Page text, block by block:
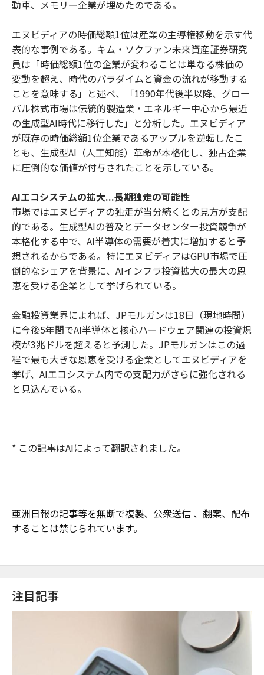
動車、メモリー企業が埋めたのである。
エヌビディアの時価総額1位は産業の主導権移動を示す代
表的な事例である。キム・ソクファン未来資産証券研究
員は「時価総額1位の企業が変わることは単なる株価の
変動を超え、時代のパラダイムと資金の流れが移動する
ことを意味する」と述べ、「1990年代後半以降、グロー
バル株式市場は伝統的製造業・エネルギー中心から最近
の生成型AI時代に移行した」と分析した。エヌビディア
が既存の時価総額1位企業であるアップルを逆転したこ
とも、生成型AI（人工知能）革命が本格化し、独占企業
に圧倒的な価値が付与されたことを示している。
AIエコシステムの拡大...長期独走の可能性
市場ではエヌビディアの独走が当分続くとの見方が支配
的である。生成型AIの普及とデータセンター投資競争が
本格化する中で、AI半導体の需要が着実に増加すると予
想されるからである。特にエヌビディアはGPU市場で圧
倒的なシェアを背景に、AIインフラ投資拡大の最大の恩
恵を受ける企業として挙げられている。
金融投資業界によれば、JPモルガンは18日（現地時間）
に今後5年間でAI半導体と核心ハードウェア関連の投資規
模が3兆ドルを超えると予測した。JPモルガンはこの過
程で最も大きな恩恵を受ける企業としてエヌビディアを
挙げ、AIエコシステム内での支配力がさらに強化される
と見込んでいる。
* この記事はAIによって翻訳されました。
亜洲日報の記事等を無断で複製、公衆送信 、翻案、配布
することは禁じられています。
注目記事